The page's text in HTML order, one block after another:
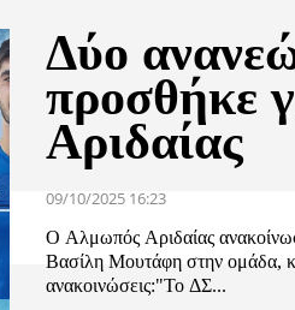
Δύο
προσθήκε
Αριδαίας
09/10/2025 16:23
Ο Αλμωπός Αριδαίας
Βασίλη Μουτάφη στην ομάδα,
ανακοινώσεις:"Το ΔΣ...